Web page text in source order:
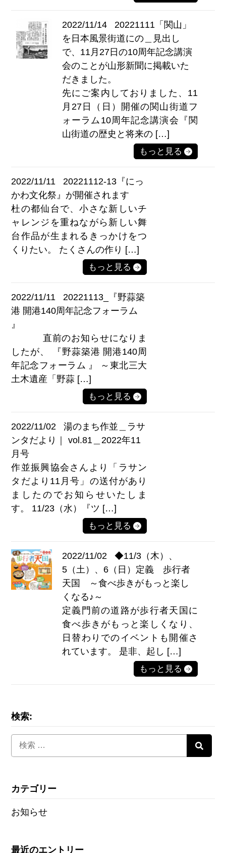
2022/11/14
20221111「関山」
を日本風景街道にの＿見出し
で、11月27日の10周年記念講演
会のことが山形新聞に掲載いた
だきました。
先にご案内しておりました、11
月27日（日）開催の関山街道フ
ォーラム10周年記念講演会『関
山街道の歴史と将来の […]
もっと見る
2022/11/11
20221112-13『にっ
かわ文化祭』が開催されます
杜の都仙台で、小さな新しいチ
ャレンジを重ねながら新しい舞
台作品が生まれるきっかけをつ
くりたい。 たくさんの作り […]
もっと見る
2022/11/11
20221113_『野蒜築
港 開港140周年記念フォーラム
』
直前のお知らせになりま
したが、 『野蒜築港 開港140周
年記念フォーラム 』 ～東北三大
土木遺産「野蒜 […]
もっと見る
2022/11/02
湯のまち作並＿ラサ
ンタだより｜ vol.81＿2022年11
月号
作並振興協会さんより「ラサン
タだより11月号」の送付があり
ましたのでお知らせいたしま
す。 11/23（水）『ツ […]
もっと見る
2022/11/02
◆11/3（木）、
5（土）、6（日）定義 歩行者
天国 ～食べ歩きがもっと楽し
くなる♪～
定義門前の道路が歩行者天国に
食べ歩きがもっと楽しくなり、
日替わりでのイベントも開催さ
れています。 是非、起し […]
もっと見る
検索:
カテゴリー
お知らせ
最近のエントリー